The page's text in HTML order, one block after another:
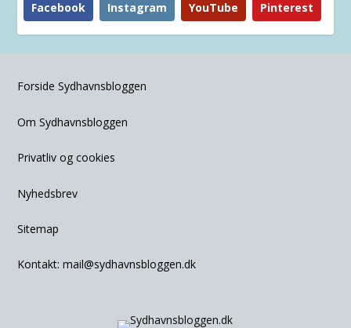
Facebook Instagram YouTube Pinterest
Forside Sydhavnsbloggen
Om Sydhavnsbloggen
Privatliv og cookies
Nyhedsbrev
Sitemap
Kontakt:mail@sydhavnsbloggen.dk